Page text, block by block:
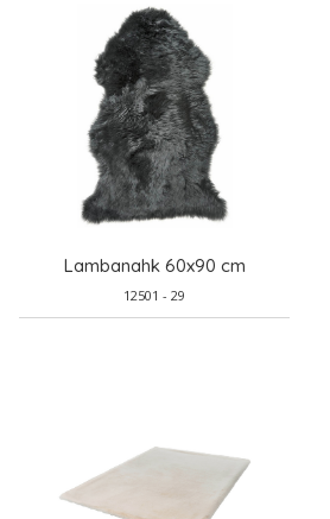
Lambanahk 60x90 cm
12501 - 29